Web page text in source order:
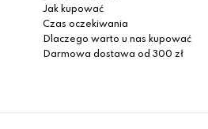
Jak kupować
Czas oczekiwania
Dlaczego warto u nas kupować
Darmowa dostawa od 300 zł